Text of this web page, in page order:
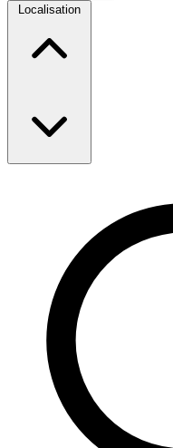
Localisation